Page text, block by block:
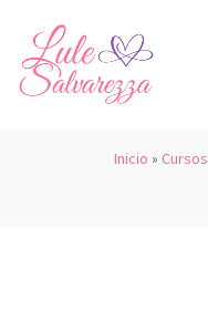
Inicio » Cursos